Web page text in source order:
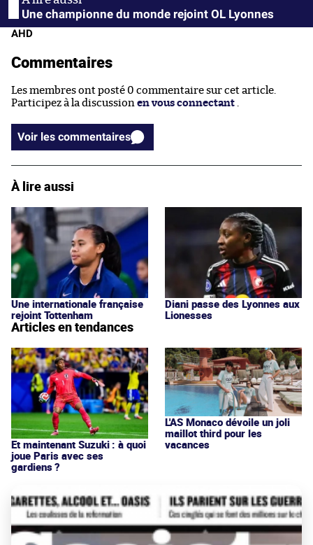
Une championne du monde rejoint OL Lyonnes
AHD
Commentaires
Les membres ont posté 0 commentaire sur cet article.
Participez à la discussion en vous connectant
Voir les commentaires
À lire aussi
Une internationale française
rejoint Tottenham
Diani passe des Lyonnes aux
Lionesses
Articles en tendances
Et maintenant Suzuki : à quoi
joue Paris avec ses
gardiens ?
L'AS Monaco dévoile un joli
maillot third pour les
vacances